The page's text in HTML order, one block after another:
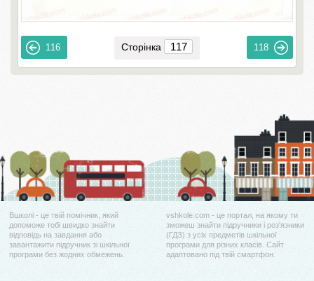
116 Сторінка 118
Вшколі - це твій помічник, який
допоможе тобі швидко знайти
відповідь на завдання або
завантажити підручник зі шкільної
програми без жодних обмежень.
vshkole.com - це портал, на якому ти
зможеш знайти підручники і роз'язники
(ГДЗ) з усіх предметів шкільної
програми для різних класів. Сайт
адаптовано під твій смартфон.